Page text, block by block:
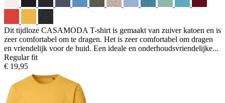
Dit tijdloze CASAMODA T-shirt is gemaakt van zuiver katoen en is
zeer comfortabel om te dragen. Het is zeer comfortabel om dragen
en vriendelijk voor de huid. Een ideale en onderhoudsvriendelijke...
Regular fit
€ 19,95